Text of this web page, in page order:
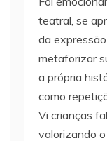
teatral, se
da
metaforizar
a própria
como
Vi crianças
valorizando